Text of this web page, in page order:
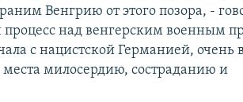
Венгрию от этого позора, -
над венгерским военным
с нацистской Германией, очень
места милосердию, состраданию и